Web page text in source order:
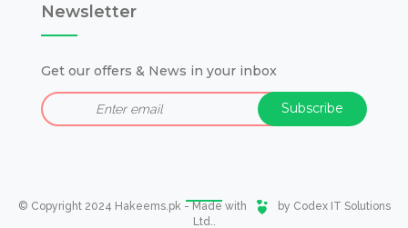
Newsletter
Get our offers & News in your inbox
© Copyright 2024 Hakeems.pk - Made with by Codex IT Solutions
Ltd..